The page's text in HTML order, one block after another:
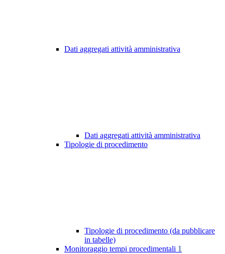
Dati aggregati attività amministrativa
Dati aggregati attività amministrativa
Tipologie di procedimento
Tipologie di procedimento (da pubblicare
in tabelle)
Monitoraggio tempi procedimentali 1